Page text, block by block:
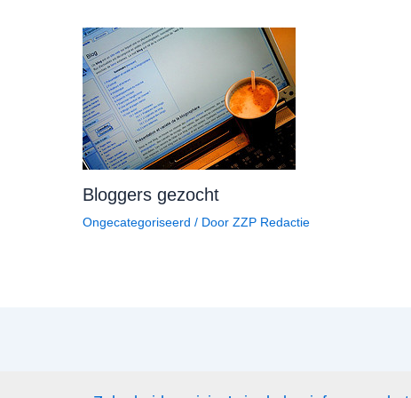
Bloggers gezocht
Ongecategoriseerd / Door ZZP Redactie